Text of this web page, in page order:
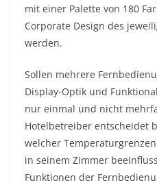
mit einer Palette von 180
Corporate Design des
werden.
Sollen mehrere
Display-Optik und
nur einmal und nicht
Hotelbetreiber entscheidet
welcher
in seinem Zimmer
Funktionen der